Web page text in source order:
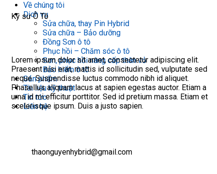
Về chúng tôi
Dịch vụ
Sửa chữa, thay Pin Hybrid
Sửa chữa – Bảo dưỡng
Đồng Sơn ô tô
Phục hồi – Chăm sóc ô tô
Sơn, phục hồi nâng cấp thân vỏ
Bảo hiểm ô tô
Sản phẩm
Tài liệu kỹ thuật
Tin tức
Liên hệ
Kỹ sư Ô Tô
Lorem ipsum dolor sit amet, consectetur adipiscing elit.
Praesent nisi erat, mattis id sollicitudin sed, vulputate sed
neque. Suspendisse luctus commodo nibh id aliquet.
Phasellus aliquam lacus at sapien egestas auctor. Etiam a
urna id mi efficitur porttitor. Sed id pretium massa. Etiam et
scelerisque ipsum. Duis a justo sapien.
thaonguyenhybrid@gmail.com